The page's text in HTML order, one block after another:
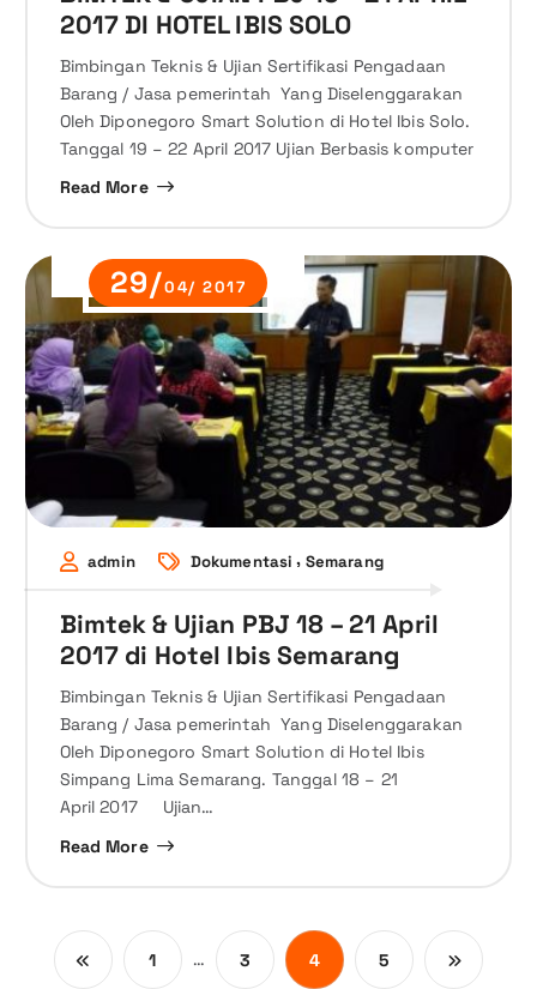
2017 DI HOTEL IBIS SOLO
Bimbingan Teknis & Ujian Sertifikasi Pengadaan
Barang / Jasa pemerintah Yang Diselenggarakan
Oleh Diponegoro Smart Solution di Hotel Ibis Solo.
Tanggal 19 – 22 April 2017 Ujian Berbasis komputer
Read More
29/04/ 2017
admin Dokumentasi , Semarang
Bimtek & Ujian PBJ 18 – 21 April
2017 di Hotel Ibis Semarang
Bimbingan Teknis & Ujian Sertifikasi Pengadaan
Barang / Jasa pemerintah Yang Diselenggarakan
Oleh Diponegoro Smart Solution di Hotel Ibis
Simpang Lima Semarang. Tanggal 18 – 21
April 2017 Ujian…
Read More
1 … 3 4 5